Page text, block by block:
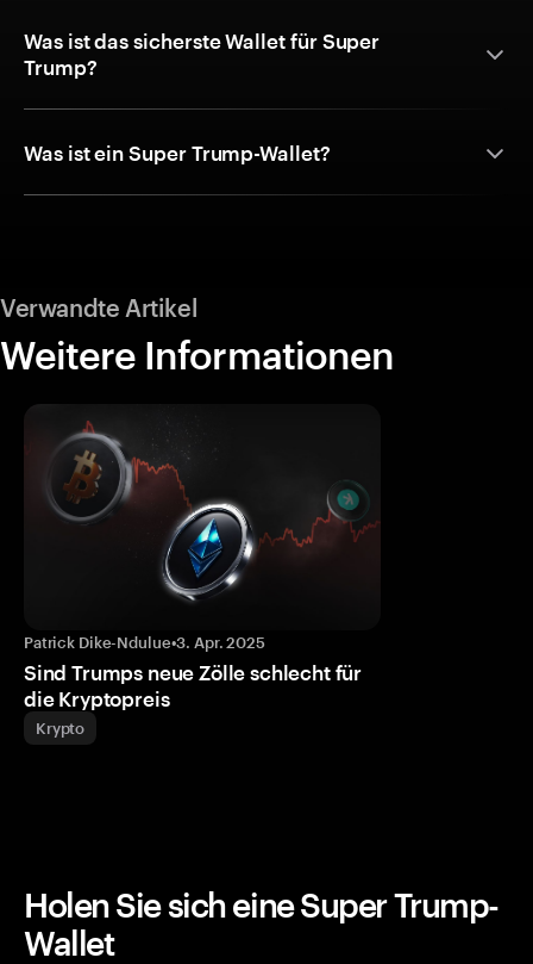
Was ist das sicherste Wallet für Super
Trump?
Was ist ein Super Trump-Wallet?
Verwandte Artikel
Weitere Informationen
Patrick Dike-Ndulue•3. Apr. 2025
Sind Trumps neue Zölle schlecht für
die Kryptopreis
Krypto
Holen Sie sich eine Super Trump-
Wallet